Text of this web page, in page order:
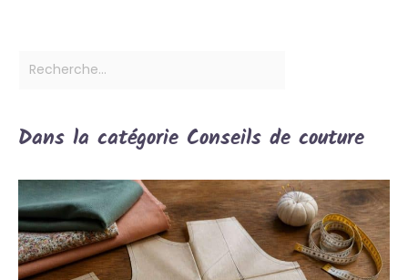
Dans la catégorie Conseils de couture